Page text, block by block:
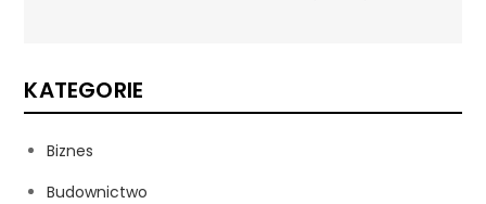
KATEGORIE
Biznes
Budownictwo